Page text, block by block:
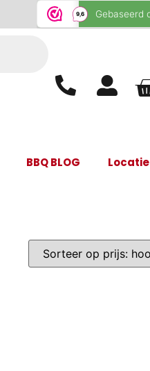
BBQ BLOG Locatie